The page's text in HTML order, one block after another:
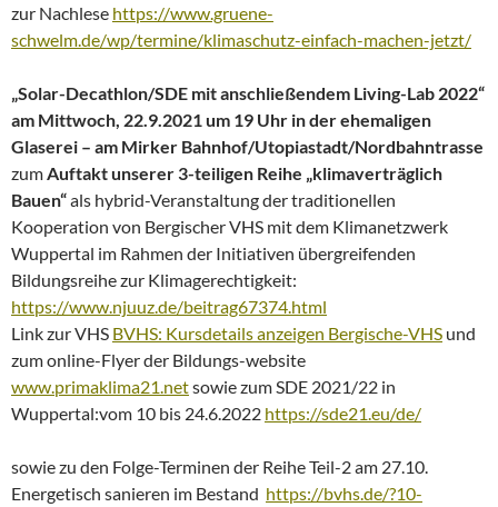
zur Nachlese https://www.gruene-
schwelm.de/wp/termine/klimaschutz-einfach-machen-jetzt/
„Solar-Decathlon/SDE mit anschließendem Living-Lab 2022“
am Mittwoch, 22.9.2021 um 19 Uhr in der ehemaligen
Glaserei – am Mirker Bahnhof/Utopiastadt/Nordbahntrasse
zum Auftakt unserer 3-teiligen Reihe „klimaverträglich
Bauen“als hybrid-Veranstaltung der traditionellen
Kooperation von Bergischer VHS mit dem Klimanetzwerk
Wuppertal im Rahmen der Initiativen übergreifenden
Bildungsreihe zur Klimagerechtigkeit:
https://www.njuuz.de/beitrag67374.html
Link zur VHS BVHS: Kursdetails anzeigen Bergische-VHS und
zum online-Flyer der Bildungs-website
www.primaklima21.netsowie zum SDE 2021/22 in
Wuppertal:vom 10 bis 24.6.2022 https://sde21.eu/de/
sowie zu den Folge-Terminen der Reihe Teil-2 am 27.10.
Energetisch sanieren im Bestand https://bvhs.de/?10-